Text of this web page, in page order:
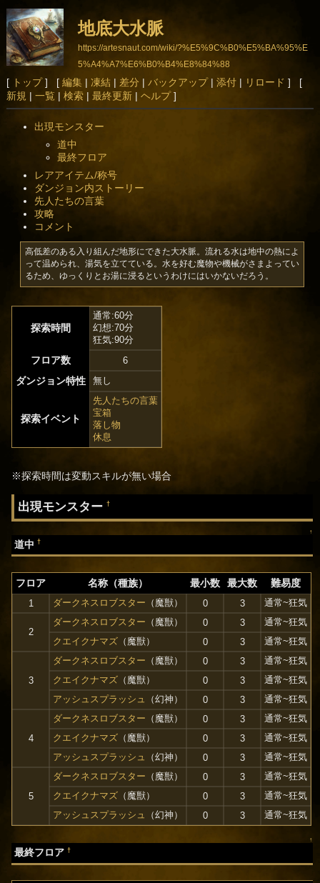
地底大水脈
https://artesnaut.com/wiki/?%E5%9C%B0%E5%BA%95%E
5%A4%A7%E6%B0%B4%E8%84%88
[ トップ] [ 編集| 凍結| 差分 | バックアップ| 添付| リロード ] [
新規 | 一覧 | 検索| 最終更新| ヘルプ]
出現モンスター
道中
最終フロア
レアアイテム/称号
ダンジョン内ストーリー
先人たちの言葉
攻略
コメント
高低差のある入り組んだ地形にできた大水脈。流れる水は地中の熱によ
って温められ、湯気を立てている。水を好む魔物や機械がさまよってい
るため、ゆっくりとお湯に浸るというわけにはいかないだろう。
探索時間
通常:60分
幻想:70分
狂気:90分
フロア数 6
ダンジョン特性 無し
探索イベント
先人たちの言葉
宝箱
落し物
休息
※探索時間は変動スキルが無い場合
出現モンスター†
↑
道中†
フロア 名称（種族） 最小数 最大数 難易度
1 ダークネスロブスター （魔獣） 0 3 通常~狂気
2
ダークネスロブスター （魔獣） 0 3
通常~狂気
クエイクナマズ （魔獣） 0 3 通常~狂気
3
ダークネスロブスター （魔獣） 0 3
通常~狂気
クエイクナマズ （魔獣） 0 3
通常~狂気
アッシュスプラッシュ
（幻神） 0 3 通常~狂気
4
ダークネスロブスター （魔獣） 0 3
通常~狂気
クエイクナマズ （魔獣） 0 3
通常~狂気
アッシュスプラッシュ
（幻神） 0 3 通常~狂気
5
ダークネスロブスター （魔獣） 0 3
通常~狂気
クエイクナマズ （魔獣） 0 3
通常~狂気
アッシュスプラッシュ
（幻神） 0 3 通常~狂気
↑
最終フロア†